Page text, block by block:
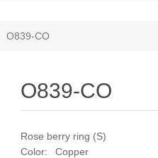
O839-CO
O839-CO
Rose berry ring (S)
Color: Copper